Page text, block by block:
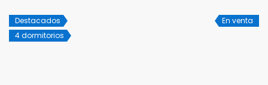
Destacados
4 dormitorios
En venta